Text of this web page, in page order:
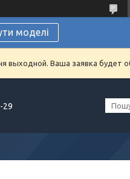
моделі
выходной. Ваша заявка будет
29